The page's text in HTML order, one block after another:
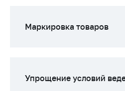
орган
Ценообразование
Маркировка товаров
Упрощение условий